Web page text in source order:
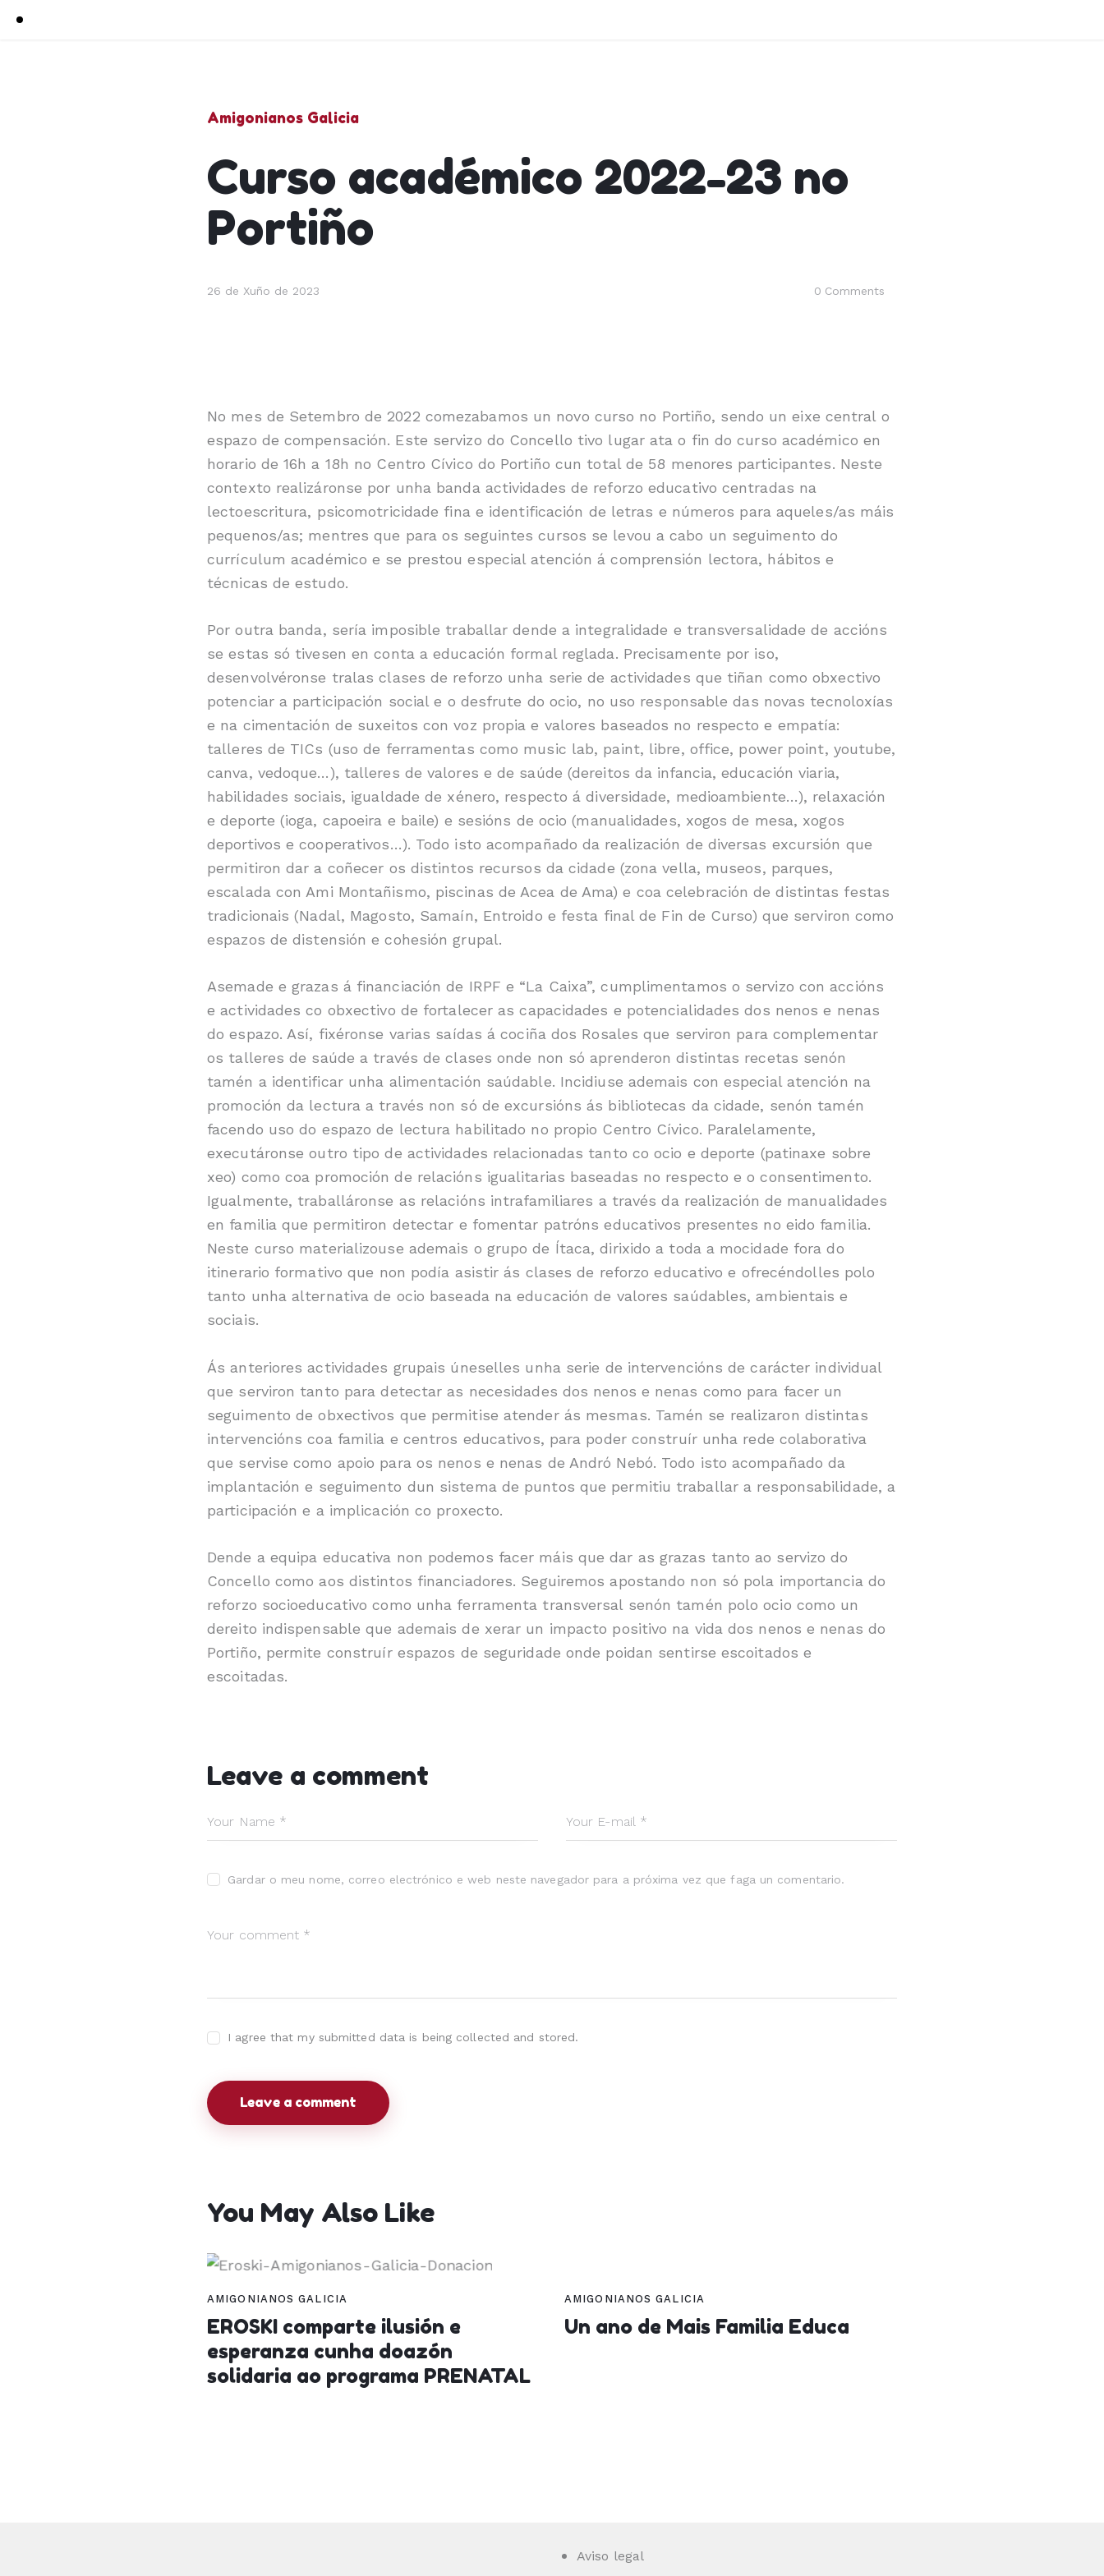
Amigonianos Galicia
Curso académico 2022-23 no
Portiño
26 de Xuño de 2023 0 Comments
No mes de Setembro de 2022 comezabamos un novo curso no Portiño, sendo un eixe central o
espazo de compensación. Este servizo do Concello tivo lugar ata o fin do curso académico en
horario de 16h a 18h no Centro Cívico do Portiño cun total de 58 menores participantes. Neste
contexto realizáronse por unha banda actividades de reforzo educativo centradas na
lectoescritura, psicomotricidade fina e identificación de letras e números para aqueles/as máis
pequenos/as; mentres que para os seguintes cursos se levou a cabo un seguimento do
currículum académico e se prestou especial atención á comprensión lectora, hábitos e
técnicas de estudo.
Por outra banda, sería imposible traballar dende a integralidade e transversalidade de accións
se estas só tivesen en conta a educación formal reglada. Precisamente por iso,
desenvolvéronse tralas clases de reforzo unha serie de actividades que tiñan como obxectivo
potenciar a participación social e o desfrute do ocio, no uso responsable das novas tecnoloxías
e na cimentación de suxeitos con voz propia e valores baseados no respecto e empatía:
talleres de TICs (uso de ferramentas como music lab, paint, libre, office, power point, youtube,
canva, vedoque…), talleres de valores e de saúde (dereitos da infancia, educación viaria,
habilidades sociais, igualdade de xénero, respecto á diversidade, medioambiente…), relaxación
e deporte (ioga, capoeira e baile) e sesións de ocio (manualidades, xogos de mesa, xogos
deportivos e cooperativos…). Todo isto acompañado da realización de diversas excursión que
permitiron dar a coñecer os distintos recursos da cidade (zona vella, museos, parques,
escalada con Ami Montañismo, piscinas de Acea de Ama) e coa celebración de distintas festas
tradicionais (Nadal, Magosto, Samaín, Entroido e festa final de Fin de Curso) que serviron como
espazos de distensión e cohesión grupal.
Asemade e grazas á financiación de IRPF e “La Caixa”, cumplimentamos o servizo con accións
e actividades co obxectivo de fortalecer as capacidades e potencialidades dos nenos e nenas
do espazo. Así, fixéronse varias saídas á cociña dos Rosales que serviron para complementar
os talleres de saúde a través de clases onde non só aprenderon distintas recetas senón
tamén a identificar unha alimentación saúdable. Incidiuse ademais con especial atención na
promoción da lectura a través non só de excursións ás bibliotecas da cidade, senón tamén
facendo uso do espazo de lectura habilitado no propio Centro Cívico. Paralelamente,
executáronse outro tipo de actividades relacionadas tanto co ocio e deporte (patinaxe sobre
xeo) como coa promoción de relacións igualitarias baseadas no respecto e o consentimento.
Igualmente, traballáronse as relacións intrafamiliares a través da realización de manualidades
en familia que permitiron detectar e fomentar patróns educativos presentes no eido familia.
Neste curso materializouse ademais o grupo de Ítaca, dirixido a toda a mocidade fora do
itinerario formativo que non podía asistir ás clases de reforzo educativo e ofrecéndolles polo
tanto unha alternativa de ocio baseada na educación de valores saúdables, ambientais e
sociais.
Ás anteriores actividades grupais úneselles unha serie de intervencións de carácter individual
que serviron tanto para detectar as necesidades dos nenos e nenas como para facer un
seguimento de obxectivos que permitise atender ás mesmas. Tamén se realizaron distintas
intervencións coa familia e centros educativos, para poder construír unha rede colaborativa
que servise como apoio para os nenos e nenas de Andró Nebó. Todo isto acompañado da
implantación e seguimento dun sistema de puntos que permitiu traballar a responsabilidade, a
participación e a implicación co proxecto.
Dende a equipa educativa non podemos facer máis que dar as grazas tanto ao servizo do
Concello como aos distintos financiadores. Seguiremos apostando non só pola importancia do
reforzo socioeducativo como unha ferramenta transversal senón tamén polo ocio como un
dereito indispensable que ademais de xerar un impacto positivo na vida dos nenos e nenas do
Portiño, permite construír espazos de seguridade onde poidan sentirse escoitados e
escoitadas.
Leave a comment
Gardar o meu nome, correo electrónico e web neste navegador para a próxima vez que faga un comentario.
I agree that my submitted data is being collected and stored.
You May Also Like
AMIGONIANOS GALICIA
EROSKI comparte ilusión e
esperanza cunha doazón
solidaria ao programa PRENATAL
AMIGONIANOS GALICIA
Un ano de Mais Familia Educa
Aviso legal